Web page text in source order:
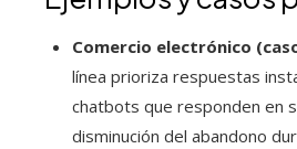
Comercio electrónico
línea prioriza respuestas
chatbots que responden en
disminución del abandono